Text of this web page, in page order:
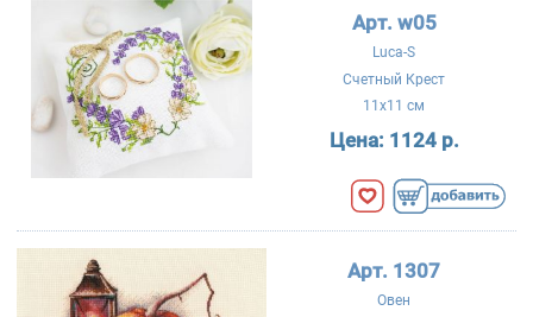
Арт. w05
Luca-S
Счетный Крест
11x11 см
Цена: 1124 р.
Арт. 1307
Овен